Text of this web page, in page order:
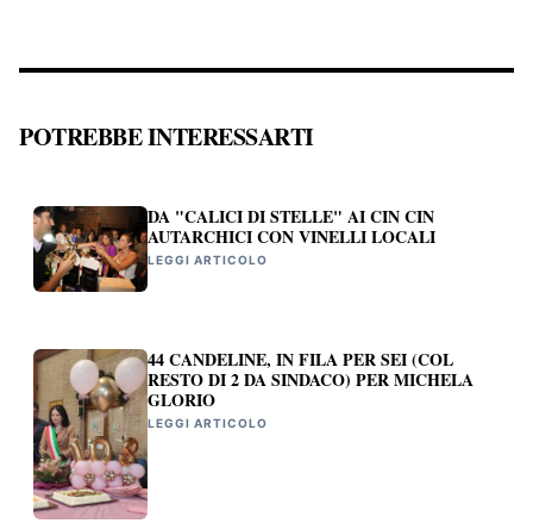
POTREBBE INTERESSARTI
DA "CALICI DI STELLE" AI CIN CIN
AUTARCHICI CON VINELLI LOCALI
LEGGI ARTICOLO
44 CANDELINE, IN FILA PER SEI (COL
RESTO DI 2 DA SINDACO) PER MICHELA
GLORIO
LEGGI ARTICOLO